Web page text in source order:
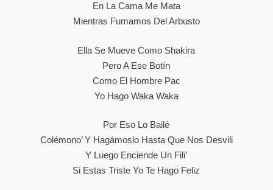
En La Cama Me Mata
Mientras Fumamos Del Arbusto
Ella Se Mueve Como Shakira
Pero A Ese Botín
Como El Hombre Pac
Yo Hago Waka Waka
Por Eso Lo Bailé
Colémono’ Y Hagámoslo Hasta Que Nos Desvili
Y Luego Enciende Un Fili’
Si Estas Triste Yo Te Hago Feliz